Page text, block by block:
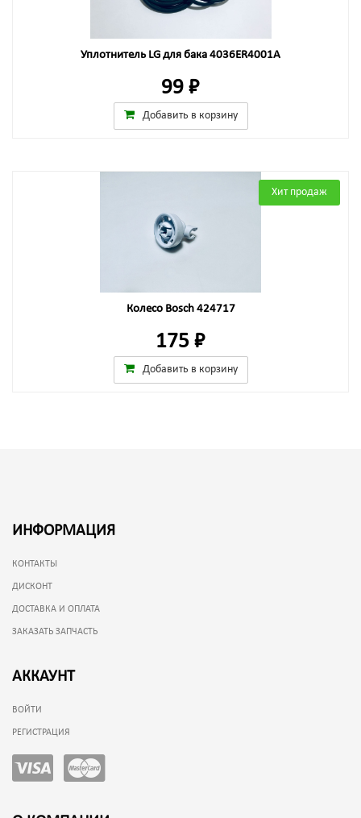
Уплотнитель LG для бака 4036ER4001A
99 ₽
Добавить в корзину
Хит продаж
Колесо Bosch 424717
175 ₽
Добавить в корзину
ИНФОРМАЦИЯ
КОНТАКТЫ
ДИСКОНТ
ДОСТАВКА И ОПЛАТА
ЗАКАЗАТЬ ЗАПЧАСТЬ
АККАУНТ
ВОЙТИ
РЕГИСТРАЦИЯ